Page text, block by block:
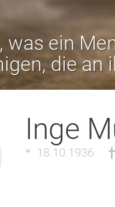
was ein
die an
Inge
18.10.1936